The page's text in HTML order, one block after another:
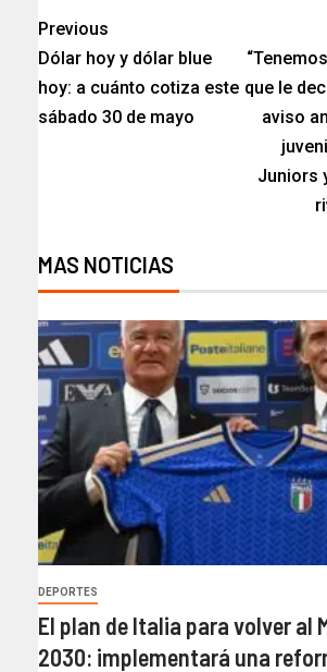
Previous
Dólar hoy y dólar blue
hoy: a cuánto cotiza este
sábado 30 de mayo
que le
aviso
Juniors
MAS NOTICIAS
DEPORTES
El plan de Italia para volver al
2030: implementará una